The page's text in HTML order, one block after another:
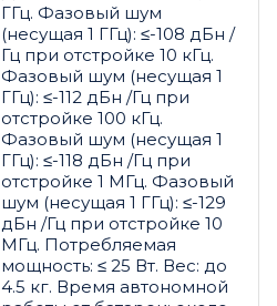
ГГц. Фазовый шум
(несущая 1 ГГц): ≤-108 дБн /
Гц при отстройке 10 кГц.
Фазовый шум (несущая 1
ГГц): ≤-112 дБн /Гц при
отстройке 100 кГц.
Фазовый шум (несущая 1
ГГц): ≤-118 дБн /Гц при
отстройке 1 МГц. Фазовый
шум (несущая 1 ГГц): ≤-129
дБн /Гц при отстройке 10
МГц. Потребляемая
мощность: ≤ 25 Вт. Вес: до
4.5 кг. Время автономной